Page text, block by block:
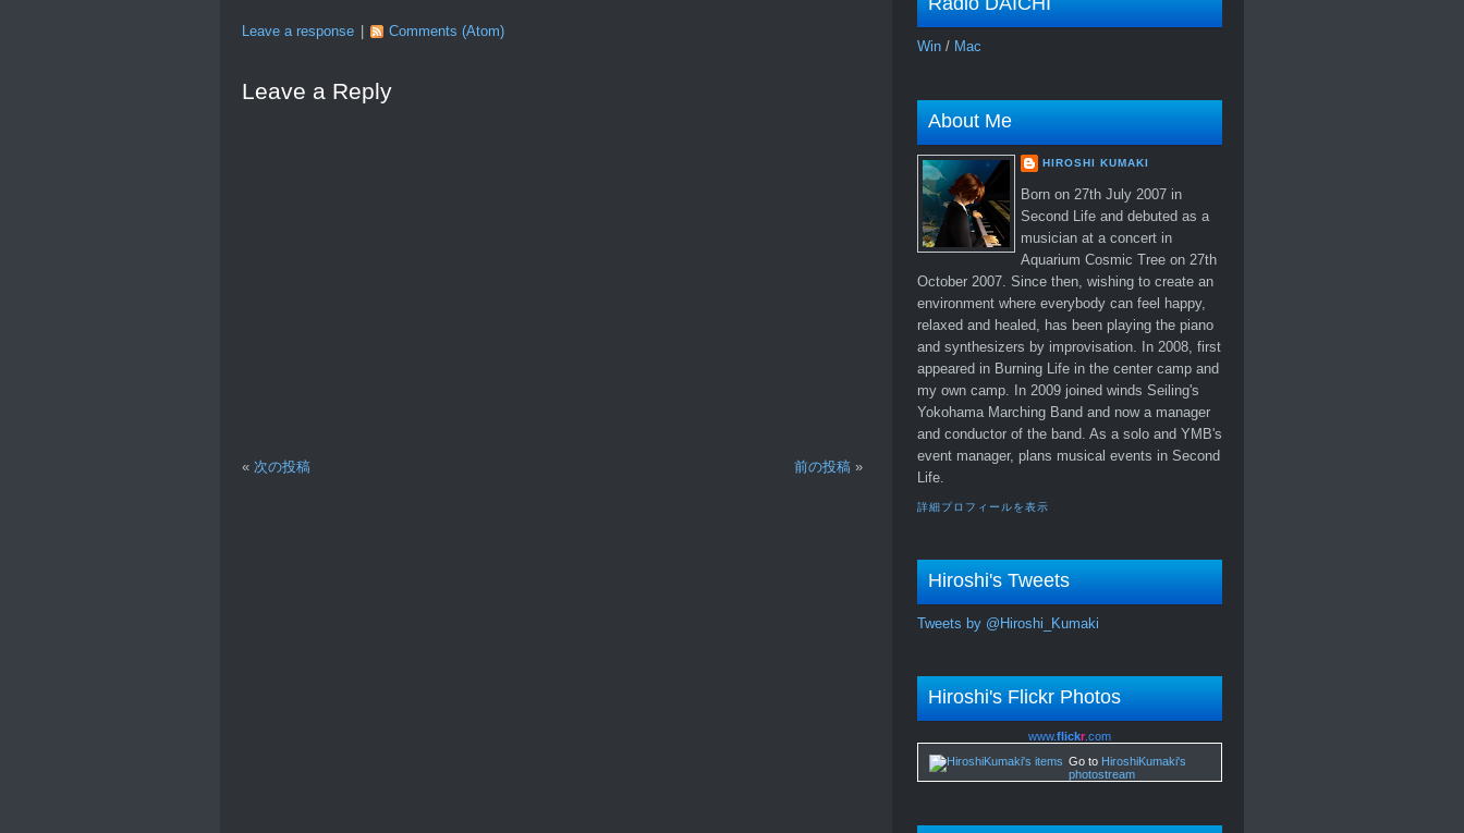
Leave a response Comments (Atom)
Leave a Reply
« 次の投稿 前の投稿 »
Win / Mac
About Me
HIROSHI KUMAKI
Born on 27th July 2007 in
Second Life and debuted as a
musician at a concert in
Aquarium Cosmic Tree on 27th
October 2007. Since then, wishing to create an
environment where everybody can feel happy,
relaxed and healed, has been playing the piano
and synthesizers by improvisation. In 2008, first
appeared in Burning Life in the center camp and
my own camp. In 2009 joined winds Seiling's
Yokohama Marching Band and now a manager
and conductor of the band. As a solo and YMB's
event manager, plans musical events in Second
Life.
詳細プロフィールを表示
Hiroshi's Tweets
Tweets by @Hiroshi_Kumaki
Hiroshi's Flickr Photos
www.flickr .com
Go to HiroshiKumaki's
photostream